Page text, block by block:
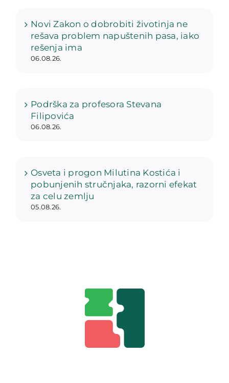
Novi Zakon o dobrobiti životinja ne
rešava problem napuštenih pasa, iako
rešenja ima
06.08.26.
Podrška za profesora Stevana
Filipovića
06.08.26.
Osveta i progon Milutina Kostića i
pobunjenih stručnjaka, razorni efekat
za celu zemlju
05.08.26.